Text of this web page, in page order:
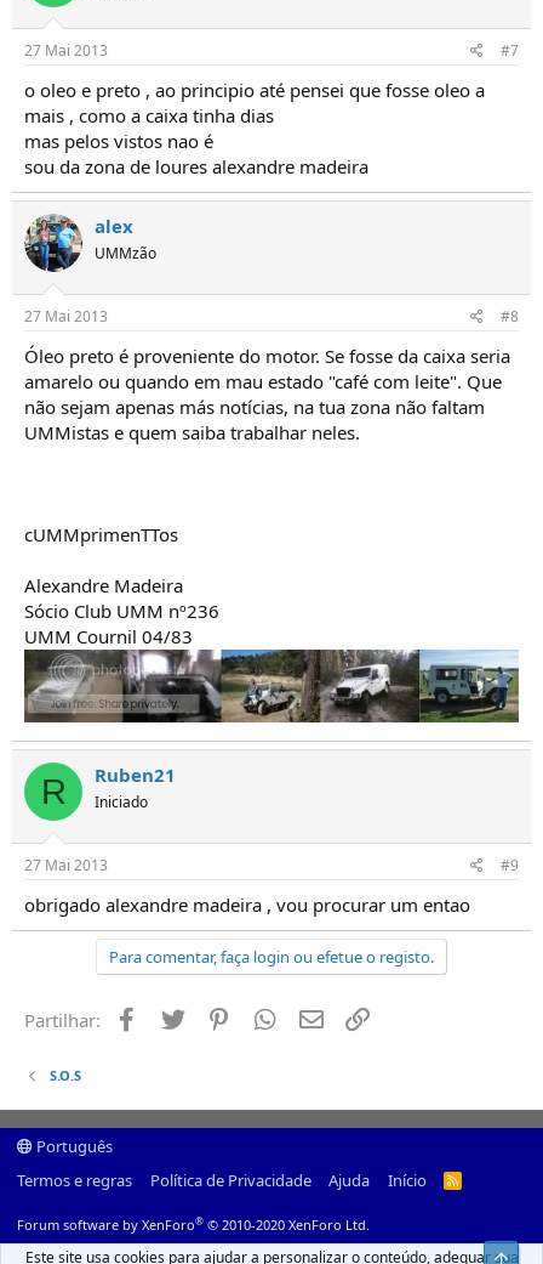
27 Mai 2013 #7
o oleo e preto , ao principio até pensei que fosse oleo a
mais , como a caixa tinha dias
mas pelos vistos nao é
sou da zona de loures alexandre madeira
alex
UMMzão
27 Mai 2013 #8
Óleo preto é proveniente do motor. Se fosse da caixa seria
amarelo ou quando em mau estado "café com leite". Que
não sejam apenas más notícias, na tua zona não faltam
UMMistas e quem saiba trabalhar neles.
cUMMprimenTTos
Alexandre Madeira
Sócio Club UMM nº236
UMM Cournil 04/83
R Ruben21
Iniciado
27 Mai 2013 #9
obrigado alexandre madeira , vou procurar um entao
Para comentar, faça login ou efetue o registo.
Partilhar: Facebook
Twitter PinterestWhatsapp
Email
S.O.S
Português
Termos e regras
Política de Privacidade Ajuda Início
R
Forum software by XenForo® © 2010-2020 XenForo Ltd.
Este site usa cookies para ajudar a personalizar o conteúdo, adequar sua
Top